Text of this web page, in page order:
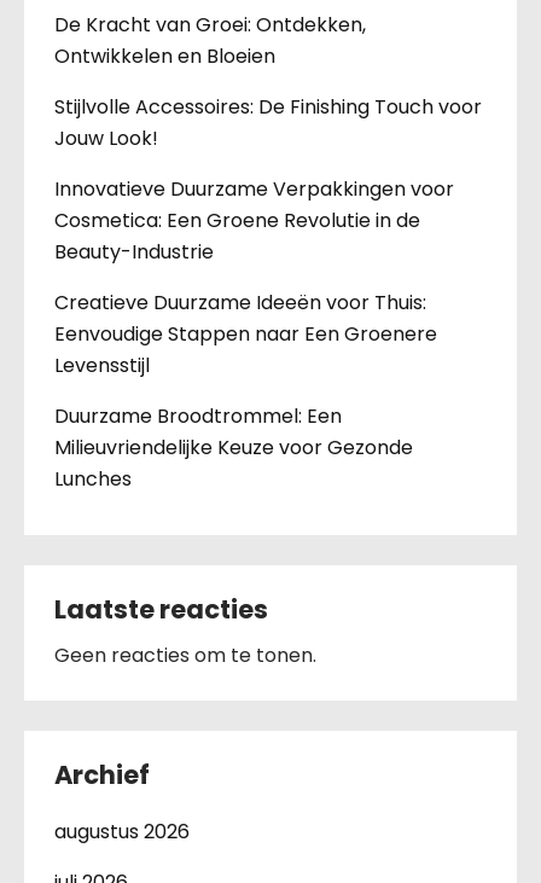
De Kracht van Groei: Ontdekken,
Ontwikkelen en Bloeien
Stijlvolle Accessoires: De Finishing Touch voor
Jouw Look!
Innovatieve Duurzame Verpakkingen voor
Cosmetica: Een Groene Revolutie in de
Beauty-Industrie
Creatieve Duurzame Ideeën voor Thuis:
Eenvoudige Stappen naar Een Groenere
Levensstijl
Duurzame Broodtrommel: Een
Milieuvriendelijke Keuze voor Gezonde
Lunches
Laatste reacties
Geen reacties om te tonen.
Archief
augustus 2026